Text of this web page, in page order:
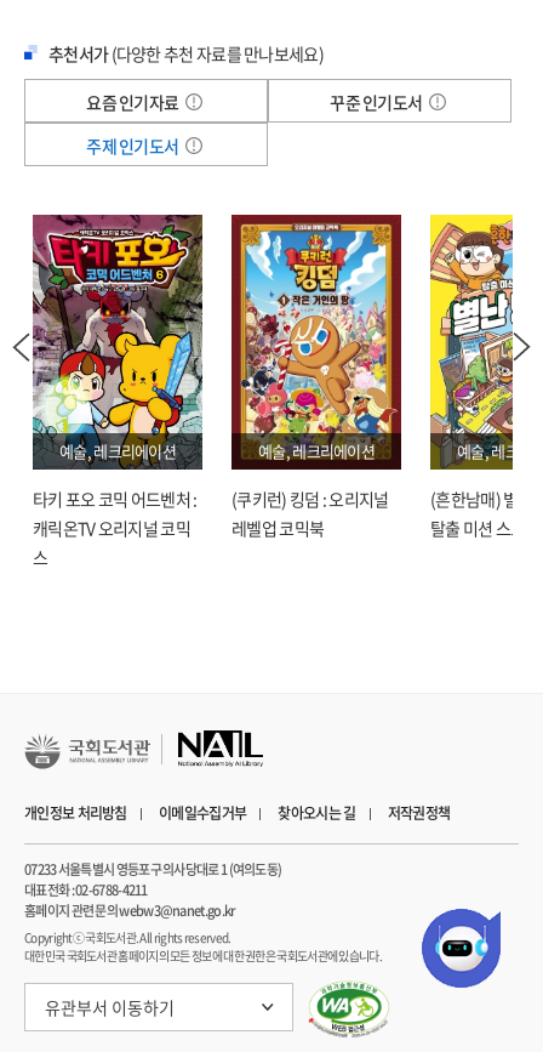
‘댕강’ | 200417 RM | 아침의 기록 | 내 방을 여행하는 법 | Be Dynamite | 영어로
노래하다 | 조용한 세상에 쏘아 올린 폭죽 | 기도하는 사람들 | 희망을 찾다 | 버터처럼
부드럽게, BTS처럼 단단하게 | BTS UNiverse | 올해의 아티스트 | 그래미어워드 |
INTRO : We’re Now Going to Progress to Some Steps
TIMELINE
/ 미공개 사진, 역대 모든 앨범 정보, 330개 이상의 QR 코드 등
/ 한 권에 총망라한 방탄소년단의 모든 것
사람을 소개하며 차분히 문을 연다. 이윽고 방탄소년단에 관한 ‘이야기 너머
(beyond the story)’의 이야기가 시작된다. 글은 강명석의 서술을 주축으로
흘러가면서, 방탄소년단의 인터뷰 코멘트들이 사이사이에 수록되어 생동감과
진정성을 더한다.
그처럼 필자의 문장과 방탄소년단의 목소리가 어우러져 일련의 흐름을 일구는
동시에, 『비욘드 더 스토리』는 방탄소년단의 음악 활동에 관한 자료를 그야말로
이 한 권에 집대성했다. 디지털 시대의 아티스트답게 데뷔 전 연습생 시절부터
인터넷 플랫폼을 매개로 세상과 소통해온 방탄소년단. 그런 점에서 이 책은
독자들이 방탄소년단의 활동을 따라가며 본문에 언급되는 영상이나 음원 등을
즉각적으로 접할 수 있기를 바랐다. 그 결과 무려 330개 이상의 QR 코드를 본문
곳곳에 수록한, 단행본에서는 찾아보기 드문 구성을 갖추게 됐다. 이로써
주석 등이 적재적소에 배치되어 있다. 그뿐 아니라 방탄소년단의 앨범 발매 및
콘서트, 수상 내역, 대외 활동 등 주요 이력을 한눈에 정리한 타임라인까지.
가치를 지닌다.
/ 총 23개 언어로 번역 출간,
/ 한국어 도서의 외국어판 동시 출간이라는 이례적 현상
오리지널 에디션인 한국어판을 토대로 하여 총 23개 언어로 번역 출간되는
『비욘드 더 스토리』. 그중 10여 개 언어판이 방탄소년단의 팬덤 아미(ARMY)가
탄생한 7월 9일, 이른바 ‘아미 데이’(ARMY Day)에 한국어판과 동시 출간되며, 오는
추천서가(다양한 추천 자료를 만나보세요)
요즘 인기자료
꾸준 인기도서
주제 인기도서
예술, 레크리에이션
타키 포오 코믹 어드벤처 :
캐릭온TV 오리지널 코믹
스
예술, 레크리에이션
(쿠키런) 킹덤 : 오리지널
레벨업 코믹북
예술, 레크리
(흔한남매) 별난
탈출 미션 스토
개인정보 처리방침 이메일수집거부 찾아오시는 길 저작권정책
07233 서울특별시 영등포구 의사당대로 1 (여의도동)
대표전화 : 02-6788-4211
홈페이지 관련 문의 webw3@nanet.go.kr
Copyrightⓒ 국회도서관. All rights reserved.
대한민국 국회도서관 홈페이지의 모든 정보에 대한 권한은 국회도서관에 있습니다.
유관부서 이동하기